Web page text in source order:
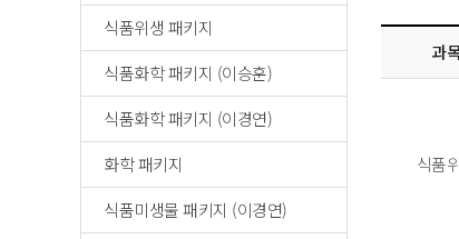
식품위생 패키지
식품화학 패키지 (이승훈)
식품화학 패키지 (이경연)
화학 패키지
식품미생물 패키지 (이경연)
과
식품